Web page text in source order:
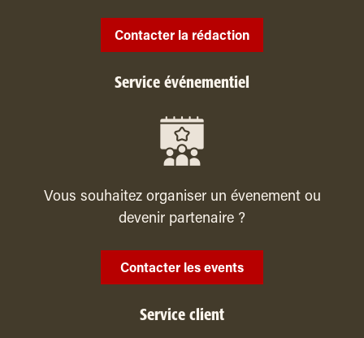
Contacter la rédaction
Service événementiel
Vous souhaitez organiser un évenement ou
devenir partenaire ?
Contacter les events
Service client